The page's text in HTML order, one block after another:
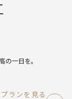
の一日を。
ランを見る